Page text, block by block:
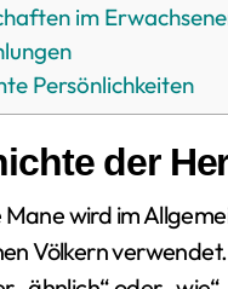
im
Persönlichkeiten
der
wird im
Völkern